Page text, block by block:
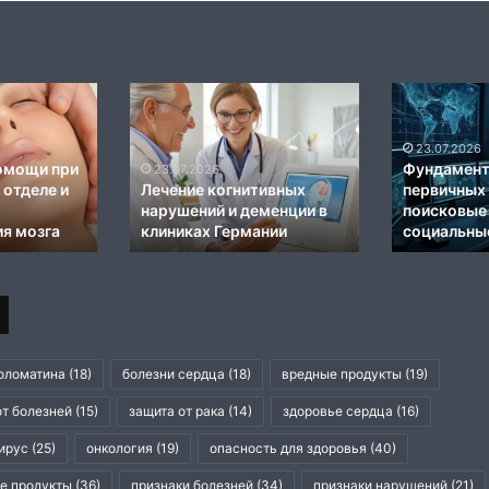
что
до, во
Механизмы
формирования
и
методы
лечения
патологической
зависимости
от
24.07.2026
Механизмы
формирования и методы
лечения патологической
зависимости от азартных
игр
превентивной
диагностики
в
немецких
клиниках
24.07.2026
в
(18) болезни сердца (18) вредные продукты (19)
болезней (15) защита от рака (14) здоровье сердца (16)
(25) онкология (19) опасность для здоровья (40)
продукты (36) признаки болезней (34) признаки нарушений (21)